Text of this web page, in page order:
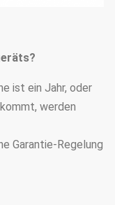
ist ein Jahr, oder
werden
Garantie-Regelung